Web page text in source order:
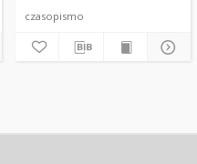
czasopismo